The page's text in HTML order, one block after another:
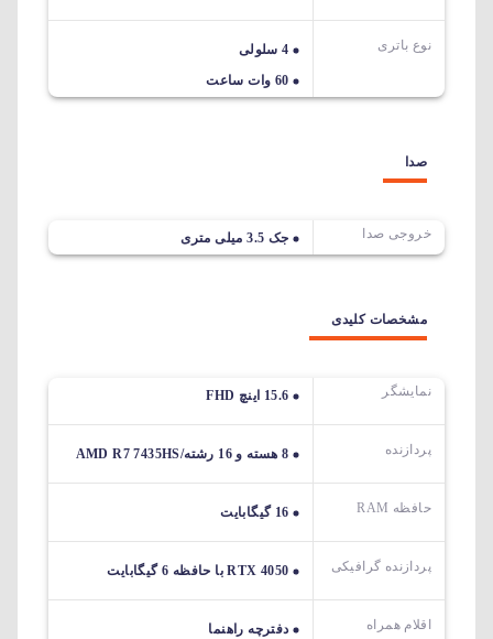
نوع باتری
4 سلولی
60 وات ساعت
صدا
خروجی صدا جک 3.5 میلی متری
مشخصات کلیدی
نمایشگر 15.6 اینچ FHD
پردازنده 8 هسته و 16 رشته/AMD R7 7435HS
حافظه RAM 16 گیگابایت
پردازنده گرافیکی RTX 4050 با حافظه 6 گیگابایت
اقلام همراه دفترچه راهنما